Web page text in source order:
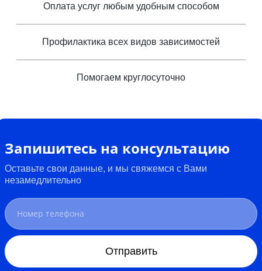
Оплата услуг любым удобным способом
Профилактика всех видов зависимостей
Помогаем круглосуточно
Запишитесь на консультацию
Оставьте свои данные, и мы свяжемся с Вами
незамедлительно
Отправить